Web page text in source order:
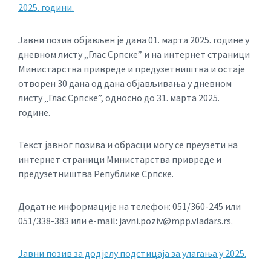
2025. години.
Јавни позив објављен је дана 01. марта 2025. године у
дневном листу „Глас Српске” и на интернет страници
Министарства привреде и предузетништва и остаје
отворен 30 дана од дана објављивања у дневном
листу „Глас Српске”, односно до 31. марта 2025.
године.
Текст јавног позива и обрасци могу се преузети на
интернет страници Министарства привреде и
предузетништва Републике Српске.
Додатне информације на телефон: 051/360-245 или
051/338-383 или e-mail: javni.poziv@mpp.vladars.rs.
Јавни позив за додјелу подстицаја за улагања у 2025.